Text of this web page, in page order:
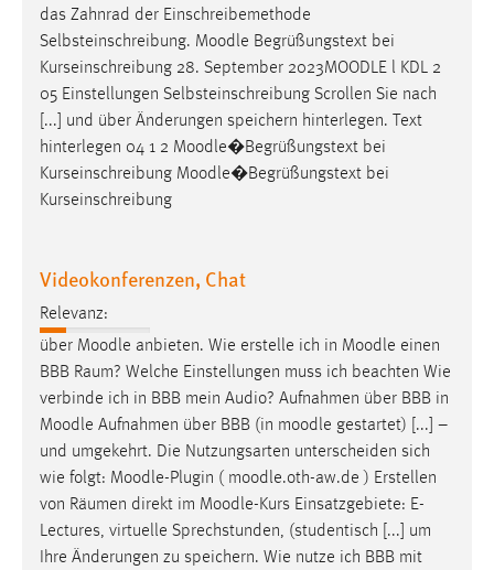
das Zahnrad der Einschreibemethode
Selbsteinschreibung. Moodle Begrüßungstext bei
Kurseinschreibung 28. September 2023MOODLE l KDL 2
05 Einstellungen Selbsteinschreibung Scrollen Sie nach
[...] und über Änderungen speichern hinterlegen. Text
hinterlegen 04 1 2 Moodle�Begrüßungstext bei
Kurseinschreibung Moodle�Begrüßungstext bei
Kurseinschreibung
Videokonferenzen, Chat
Relevanz:
über Moodle anbieten. Wie erstelle ich in Moodle einen
BBB Raum? Welche Einstellungen muss ich beachten Wie
verbinde ich in BBB mein Audio? Aufnahmen über BBB in
Moodle Aufnahmen über BBB (in moodle gestartet) [...] –
und umgekehrt. Die Nutzungsarten unterscheiden sich
wie folgt: Moodle-Plugin ( moodle.oth-aw.de ) Erstellen
von Räumen direkt im Moodle-Kurs Einsatzgebiete: E-
Lectures, virtuelle Sprechstunden, (studentisch [...] um
Ihre Änderungen zu speichern. Wie nutze ich BBB mit
_pk_ref, _pk_cvar, _pk_id, _pk_ses
Zweck:
Zugriffsstatistik
Cookie Laufzeit:
Max. 13 Monate
verwendet, um personalisierte Werbung anzuzeigen.
Sie tun dies, indem sie Besucher über Websites
hinweg verfolgen.
Google Ads
Name:
_gcl_au
Anbieter:
Google Ireland Limited